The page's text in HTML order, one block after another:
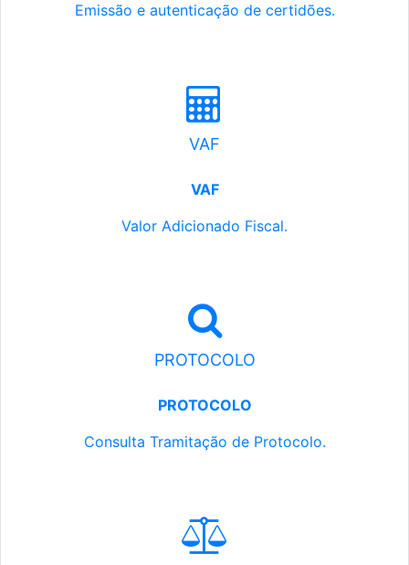
Emissão e autenticação de certidões.
VAF
VAF
Valor Adicionado Fiscal.
PROTOCOLO
PROTOCOLO
Consulta Tramitação de Protocolo.